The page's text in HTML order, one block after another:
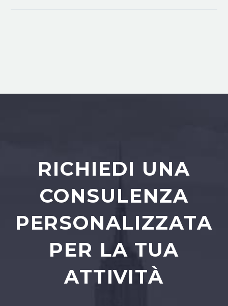
RICHIEDI UNA
CONSULENZA
PERSONALIZZATA
PER LA TUA
ATTIVITÀ